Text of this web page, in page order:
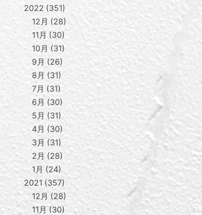
2022 351
12月
28
11月
30
10月
31
9月
26
8月
31
7月
31
6月
30
5月
31
4月
30
3月 31
2月
28
1月
24
2021 357
12月
28
11月
30